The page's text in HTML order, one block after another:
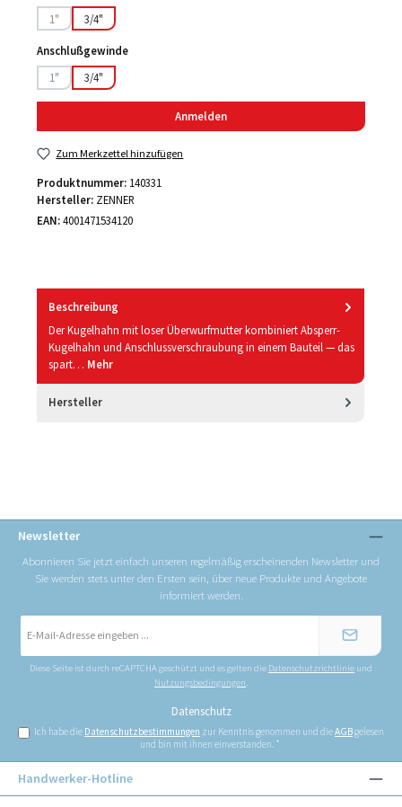
1"
(Diese Option ist zurzeit nicht verfügbar.)
3/4"
Anschlußgewinde
1"
(Diese Option ist zurzeit nicht verfügbar.)
3/4"
Anmelden
Zum Merkzettel hinzufügen
Produktnummer: 140331
Hersteller: ZENNER
EAN:4001471534120
Beschreibung
Der Kugelhahn mit loser Überwurfmutter kombiniert Absperr-
Kugelhahn und Anschlussverschraubung in einem Bauteil — das
spart… Mehr
Hersteller
Newsletter
Abonnieren Sie jetzt einfach unseren regelmäßig erscheinenden Newsletter und
Sie werden stets unter den Ersten sein, über neue Produkte und Angebote
informiert werden.
Mail-
Diese Seite ist durch reCAPTCHA geschützt und es gelten die Datenschutzrichtlinie und
Nutzungsbedingungen.
Datenschutz
Ich habe die Datenschutzbestimmungen zur Kenntnis genommen und dieAGBgelesen
und bin mit ihnen einverstanden. *
Handwerker-Hotline